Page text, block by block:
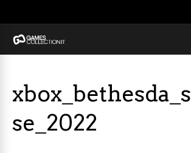
se_2022